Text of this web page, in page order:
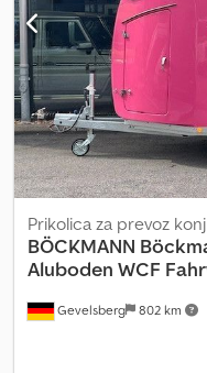
napak in vmesne prodaje.
dogovoru. Na
Csdovh Dnvopfx Abusha
Gevelsberg 802 km
Prikolica za prevoz konj
BÖCKMANN
Aluboden WCF